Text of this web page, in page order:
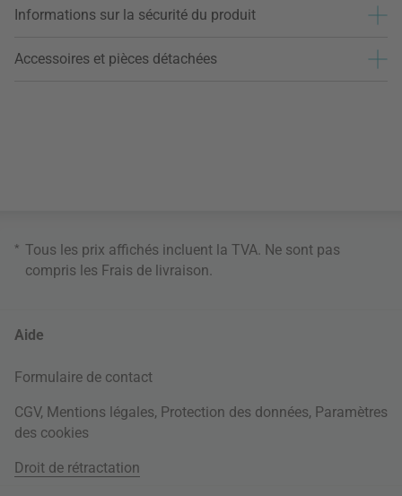
Informations sur la sécurité du produit
Accessoires et pièces détachées
* Tous les prix affichés incluent la TVA. Ne sont pas
compris les Frais de livraison
Aide
Formulaire de contact
CGV, Mentions légales, Protection des données, Paramètres
des cookies
Droit de rétractation